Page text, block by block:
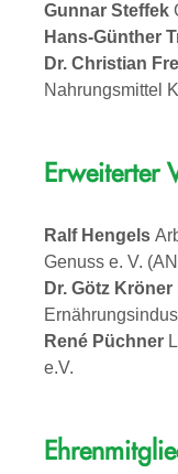
Gunnar Steffek
Hans-Günther
Dr. Christian
Nahrungsmittel
Erweiterter
Ralf Hengels
Genuss e. V.
Dr. Götz Kröner
René Püchner
e.V.